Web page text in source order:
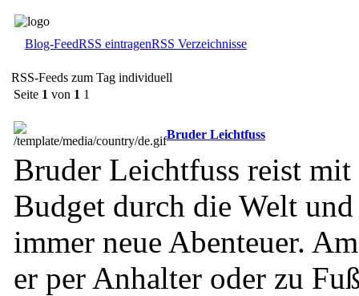
Blog-FeedRSS eintragenRSS Verzeichnisse
RSS-Feeds zum Tag individuell
Seite 1 von 1 1
Bruder Leichtfuss
Bruder Leichtfuss reist mit
Budget durch die Welt
immer neue Abenteuer.
er per Anhalter oder zu